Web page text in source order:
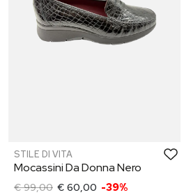
STILE DI VITA
Mocassini Da Donna Nero
€ 99,00 € 60,00 -39%